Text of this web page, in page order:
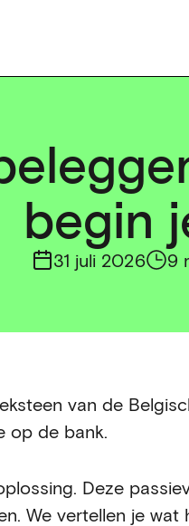
begin
31 juli 2026 9
van de
op de bank.
Deze
We vertellen je